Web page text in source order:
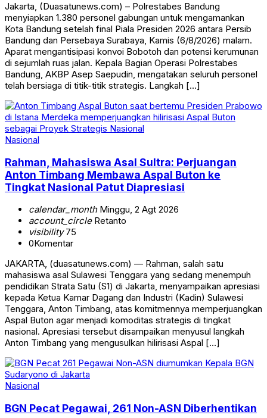
Jakarta, (Duasatunews.com) – Polrestabes Bandung
menyiapkan 1.380 personel gabungan untuk mengamankan
Kota Bandung setelah final Piala Presiden 2026 antara Persib
Bandung dan Persebaya Surabaya, Kamis (6/8/2026) malam.
Aparat mengantisipasi konvoi Bobotoh dan potensi kerumunan
di sejumlah ruas jalan. Kepala Bagian Operasi Polrestabes
Bandung, AKBP Asep Saepudin, mengatakan seluruh personel
telah bersiaga di titik-titik strategis. Langkah […]
Nasional
Rahman, Mahasiswa Asal Sultra: Perjuangan
Anton Timbang Membawa Aspal Buton ke
Tingkat Nasional Patut Diapresiasi
calendar_monthMinggu, 2 Agt 2026
account_circleRetanto
visibility75
0Komentar
JAKARTA, (duasatunews.com) — Rahman, salah satu
mahasiswa asal Sulawesi Tenggara yang sedang menempuh
pendidikan Strata Satu (S1) di Jakarta, menyampaikan apresiasi
kepada Ketua Kamar Dagang dan Industri (Kadin) Sulawesi
Tenggara, Anton Timbang, atas komitmennya memperjuangkan
Aspal Buton agar menjadi komoditas strategis di tingkat
nasional. Apresiasi tersebut disampaikan menyusul langkah
Anton Timbang yang mengusulkan hilirisasi Aspal […]
Nasional
BGN Pecat Pegawai, 261 Non-ASN Diberhentikan